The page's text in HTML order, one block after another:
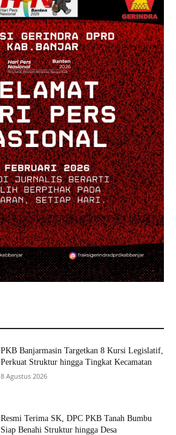
PKB Banjarmasin Targetkan 8 Kursi Legislatif,
Perkuat Struktur hingga Tingkat Kecamatan
8 Agustus 2026
Resmi Terima SK, DPC PKB Tanah Bumbu
Siap Benahi Struktur hingga Desa